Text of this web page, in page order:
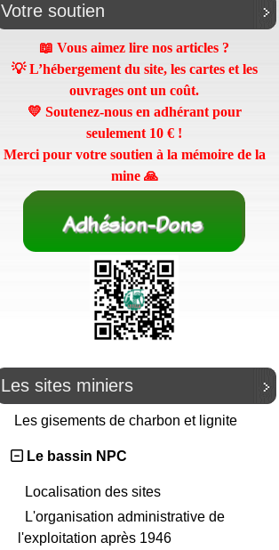
Votre soutien
📖 Vous aimez lire nos articles ?
💡 L’hébergement du site, les cartes et les
ouvrages ont un coût.
💛 Soutenez-nous en adhérant pour
seulement 10 € !
Merci pour votre soutien à la mémoire de la
mine 🙏
Les sites miniers
Les gisements de charbon et lignite
Le bassin NPC
Localisation des sites
L'organisation administrative de
l'exploitation après 1946